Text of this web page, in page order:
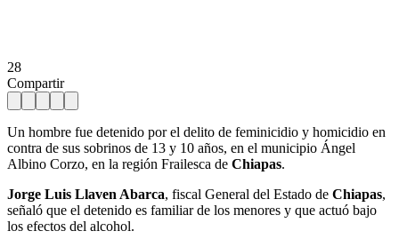
28
Compartir
Un hombre fue detenido por el delito de feminicidio y homicidio en
contra de sus sobrinos de 13 y 10 años, en el municipio Ángel
Albino Corzo, en la región Frailesca de Chiapas.
Jorge Luis Llaven Abarca, fiscal General del Estado de Chiapas,
señaló que el detenido es familiar de los menores y que actuó bajo
los efectos del alcohol.